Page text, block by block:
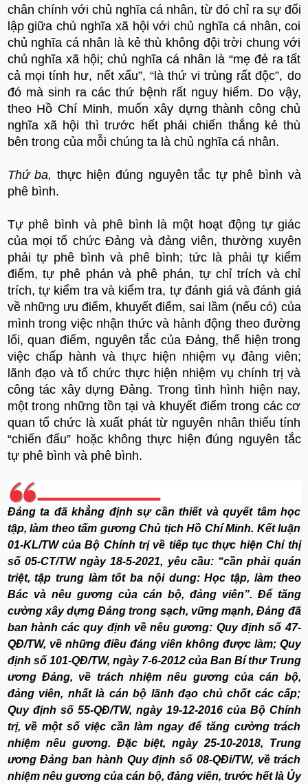
chân chính với chủ nghĩa cá nhân, từ đó chỉ ra sự đối
lập giữa chủ nghĩa xã hội với chủ nghĩa cá nhân, coi
chủ nghĩa cá nhân là kẻ thù không đội trời chung với
chủ nghĩa xã hội; chủ nghĩa cá nhân là “mẹ đẻ ra tất
cả mọi tính hư, nết xấu”, “là thứ vi trùng rất độc”, do
đó mà sinh ra các thứ bệnh rất nguy hiểm. Do vậy,
theo Hồ Chí Minh, muốn xây dựng thành công chủ
nghĩa xã hội thì trước hết phải chiến thắng kẻ thù
bên trong của mỗi chúng ta là chủ nghĩa cá nhân.
Thứ ba, thực hiện đúng nguyên tắc tự phê bình và
phê bình.
Tự phê bình và phê bình là một hoạt động tự giác
của mọi tổ chức Đảng và đảng viên, thường xuyên
phải tự phê bình và phê bình; tức là phải tự kiểm
điểm, tự phê phán và phê phán, tự chỉ trích và chỉ
trích, tự kiểm tra và kiểm tra, tự đánh giá và đánh giá
về những ưu điểm, khuyết điểm, sai lầm (nếu có) của
mình trong việc nhận thức và hành động theo đường
lối, quan điểm, nguyên tắc của Đảng, thể hiện trong
việc chấp hành và thực hiện nhiệm vụ đảng viên;
lãnh đạo và tổ chức thực hiện nhiệm vụ chính trị và
công tác xây dựng Đảng. Trong tình hình hiện nay,
một trong những tồn tại và khuyết điểm trong các cơ
quan tổ chức là xuất phát từ nguyên nhân thiếu tính
“chiến đấu” hoặc không thực hiện đúng nguyên tắc
tự phê bình và phê bình.
Đảng ta đã khẳng định sự cần thiết và quyết tâm học
tập, làm theo tấm gương Chủ tịch Hồ Chí Minh. Kết luận
01-KL/TW của Bộ Chính trị về tiếp tục thực hiện Chỉ thị
số 05-CT/TW ngày 18-5-2021, yêu cầu: “cần phải quán
triệt, tập trung làm tốt ba nội dung: Học tập, làm theo
Bác và nêu gương của cán bộ, đảng viên”. Để tăng
cường xây dựng Đảng trong sạch, vững mạnh, Đảng đã
ban hành các quy định về nêu gương: Quy định số 47-
QĐ/TW, về những điều đảng viên không được làm; Quy
định số 101-QĐ/TW, ngày 7-6-2012 của Ban Bí thư Trung
ương Đảng, về trách nhiệm nêu gương của cán bộ,
đảng viên, nhất là cán bộ lãnh đạo chủ chốt các cấp;
Quy định số 55-QĐ/TW, ngày 19-12-2016 của Bộ Chính
trị, về một số việc cần làm ngay để tăng cường trách
nhiệm nêu gương. Đặc biệt, ngày 25-10-2018, Trung
ương Đảng ban hành Quy định số 08-QĐi/TW, về trách
nhiệm nêu gương của cán bộ, đảng viên, trước hết là Ủy